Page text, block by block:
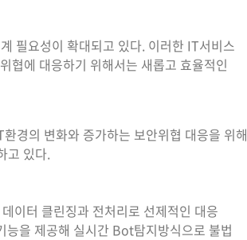
필요성이 확대되고 있다. 이러한 IT서비스
협에 대응하기 위해서는 새롭고 효율적인
경의 변화와 증가하는 보안위협 대응을 위해
고 있다.
이터 클린징과 전처리로 선제적인 대응
을 제공해 실시간 Bot탐지방식으로 불법